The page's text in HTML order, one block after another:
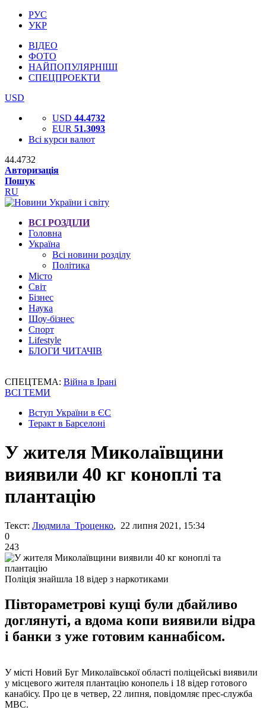
РУС
УКР
ВІДЕО
ФОТО
НАЙПОПУЛЯРНІШІ
СПЕЦПРОЕКТИ
USD
USD 44.4732
EUR 51.3093
Всі курси валют
44.4732
Авторизація
Пошук
RU
ВСІ РОЗДІЛИ
Головна
Україна
Всі новини розділу
Політика
Місто
Світ
Бізнес
Наука
Шоу-бізнес
Спорт
Lifestyle
БЛОГИ ЧИТАЧІВ
СПЕЦТЕМА: Війна в Ірані
ВСІ ТЕМИ
Вступ України в ЄС
Теракт в Барселоні
У жителя Миколаївщини
виявили 40 кг коноплі та
плантацію
Текст: Людмила Троценко, 22 липня 2021, 15:34
0
243
Поліція знайшла 18 відер з наркотиками
Півтораметрові кущі були дбайливо
доглянуті, а вдома копи виявили відра
і банки з уже готовим каннабісом.
У місті Новий Буг Миколаївської області поліцейські виявили
у місцевого жителя плантацію конопель і 18 відер готового
канабісу. Про це в четвер, 22 липня, повідомляє прес-служба
МВС.